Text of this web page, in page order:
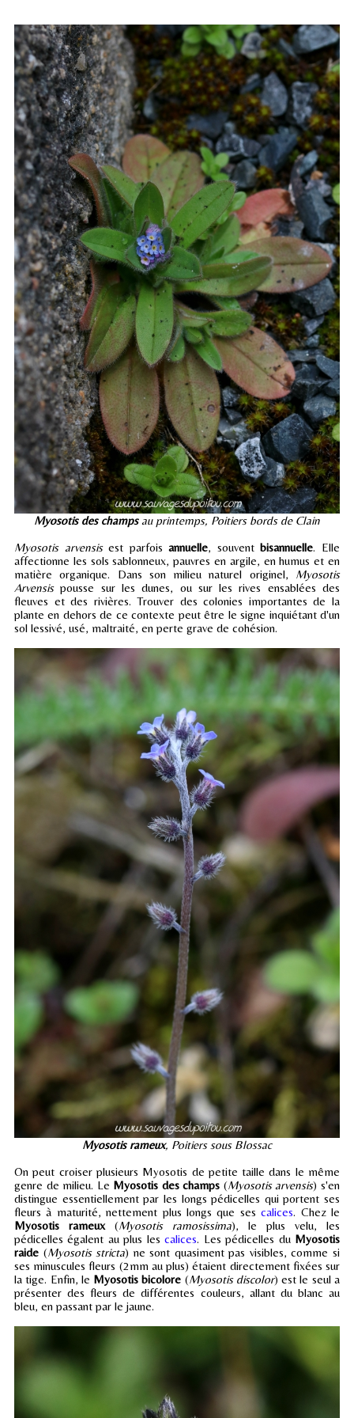
Myosotis des champs au printemps, Poitiers bords de Clain
Myosotis arvensisest parfoisannuelle, souventbisannuelle. Elle
affectionne les sols sablonneux, pauvres en argile, en humus et en
matière organique. Dans son milieu naturel originel, Myosotis
Arvensispousse sur les dunes, ou sur les rives ensablées des
fleuves et des rivières. Trouver des colonies importantes de la
plante en dehors de ce contexte peut être le signe inquiétant d'un
sol lessivé, usé, maltraité, en perte grave de cohésion.
Myosotis rameux, Poitiers sous Blossac
On peut croiser plusieurs Myosotis de petite taille dans le même
genre de milieu. Le Myosotis des champs (Myosotis arvensis) s'en
distingue essentiellement par les longs pédicelles qui portent ses
fleurs à maturité, nettement plus longs que sescalices. Chez le
Myosotis rameux(Myosotis ramosissima), le plus velu, les
pédicelles égalent au plus lescalices. Les pédicelles du Myosotis
raide (Myosotis stricta) ne sont quasiment pas visibles, comme si
ses minuscules fleurs (2mm au plus) étaient directement fixées sur
la tige. Enfin, le Myosotis bicolore (Myosotis discolor) est le seul a
présenter des fleurs de différentes couleurs, allant du blanc au
bleu, en passant par le jaune.